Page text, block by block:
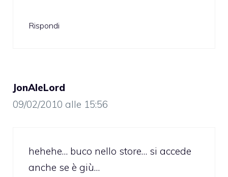
Rispondi
JonAleLord
09/02/2010 alle 15:56
hehehe… buco nello store… si accede
anche se è giù…